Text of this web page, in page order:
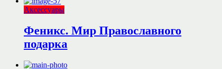
Аксессуары
Феникс. Мир Православного
подарка